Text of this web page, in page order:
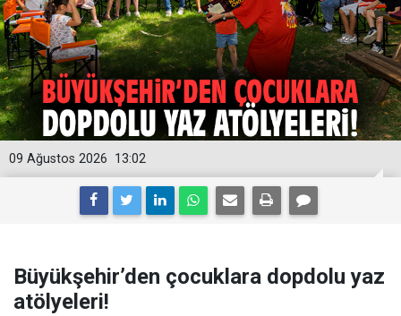
13:02
09 Ağustos 2026
Büyükşehir’den çocuklara dopdolu yaz
atölyeleri!